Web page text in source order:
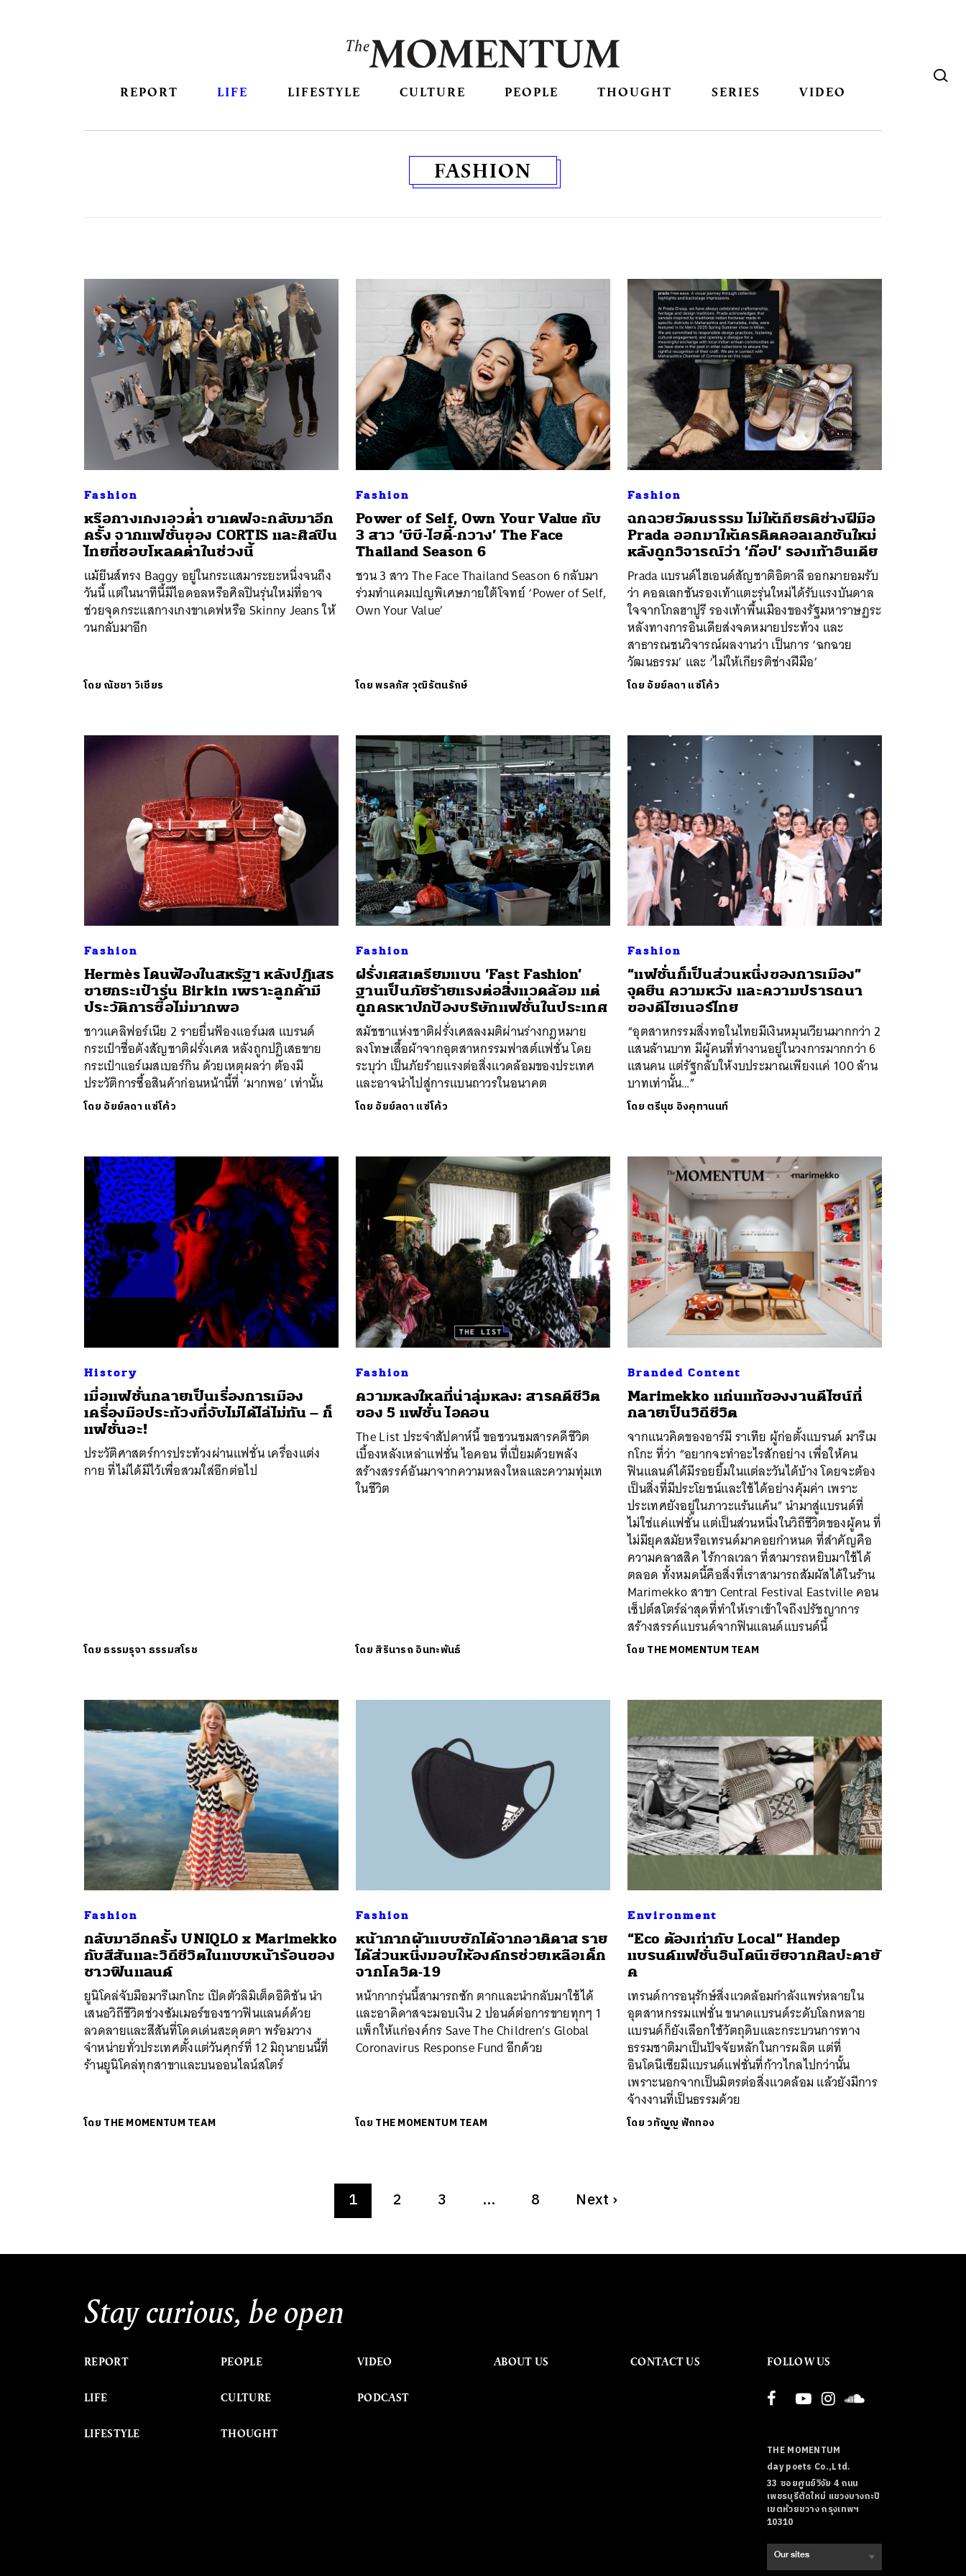
REPORT LIFE LIFESTYLE CULTURE PEOPLE THOUGHT SERIES VIDEO
FASHION
Fashion
หรือกางเกงเอวต่ำ ขาเดฟจะกลับมาอีก
ครั้ง จากแฟชั่นของ CORTIS และศิลปิน
ไทยที่ชอบโหลดต่ำในช่วงนี้
แม้ยีนส์ทรง Baggy อยู่ในกระแสมาระยะหนึ่งจนถึง
วันนี้ แต่ในนาทีนี้มีไอดอลหรือศิลปินรุ่นใหม่ที่อาจ
ช่วยจุดกระแสกางเกงขาเดฟหรือ Skinny Jeans ให้
วนกลับมาอีก
โดย ณัชชา วิเชียร
Fashion
Power of Self, Own Your Value กับ
3 สาว ‘บีบี-ไฮดี้-กวาง’ The Face
Thailand Season 6
ชวน 3 สาว The Face Thailand Season 6 กลับมา
ร่วมทำแคมเปญพิเศษภายใต้โจทย์ ‘Power of Self,
Own Your Value’
โดยพรลภัส วุฒิรัตนรักษ์
Fashion
ฉกฉวยวัฒนธรรม ไม่ให้เกียรติช่างฝีมือ
Prada ออกมาให้เครดิตคอลเลกชันใหม่
หลังถูกวิจารณ์ว่า ‘ก๊อป’ รองเท้าอินเดีย
Prada แบรนด์ไฮเอนด์สัญชาติอิตาลี ออกมายอมรับ
ว่า คอลเลกชันรองเท้าแตะรุ่นใหม่ได้รับแรงบันดาล
ใจจากโกลฮาปูรี รองเท้าพื้นเมืองของรัฐมหาราษฏระ
หลังทางการอินเดียส่งจดหมายประท้วง และ
สาธารณชนวิจารณ์ผลงานว่า เป็นการ ‘ฉกฉวย
วัฒนธรรม’ และ ‘ไม่ให้เกียรติช่างฝีมือ’
โดย อัยย์ลดา แซ่โค้ว
Fashion
Hermès โดนฟ้องในสหรัฐฯ หลังปฏิเสธ
ขายกระเป๋ารุ่น Birkin เพราะลูกค้ามี
ประวัติการซื้อไม่มากพอ
ชาวแคลิฟอร์เนีย 2 รายยื่นฟ้องแอร์เมส แบรนด์
กระเป๋าชื่อดังสัญชาติฝรั่งเศส หลังถูกปฏิเสธขาย
กระเป๋าแอร์เมสเบอร์กิน ด้วยเหตุผลว่า ต้องมี
ประวัติการซื้อสินค้าก่อนหน้านี้ที่ ‘มากพอ’ เท่านั้น
โดย อัยย์ลดา แซ่โค้ว
Fashion
ฝรั่งเศสเตรียมแบน ‘Fast Fashion’
ฐานเป็นภัยร้ายแรงต่อสิ่งแวดล้อม แต่
ถูกครหาปกป้องบริษัทแฟชั่นในประเทศ
สมัชชาแห่งชาติฝรั่งเศสลงมติผ่านร่างกฎหมาย
ลงโทษเสื้อผ้าจากอุตสาหกรรมฟาสต์แฟชั่น โดย
ระบุว่า เป็นภัยร้ายแรงต่อสิ่งแวดล้อมของประเทศ
และอาจนำไปสู่การแบนถาวรในอนาคต
โดย อัยย์ลดา แซ่โค้ว
Fashion
“แฟชั่นก็เป็นส่วนหนึ่งของการเมือง”
จุดยืน ความหวัง และความปรารถนา
ของดีไซเนอร์ไทย
“อุตสาหกรรมสิ่งทอในไทยมีเงินหมุนเวียนมากกว่า 2
แสนล้านบาท มีผู้คนที่ทำงานอยู่ในวงการมากกว่า 6
แสนคน แต่รัฐกลับให้งบประมาณเพียงแค่ 100 ล้าน
บาทเท่านั้น…”
โดย ตรีนุช อิงคุทานนท์
History
เมื่อแฟชั่นกลายเป็นเรื่องการเมือง
เครื่องมือประท้วงที่จับไม่ได้ไล่ไม่ทัน – ก็
แฟชั่นอะ!
ประวัติศาสตร์การประท้วงผ่านแฟชั่น เครื่องแต่ง
กาย ที่ไม่ได้มีไว้เพื่อสวมใส่อีกต่อไป
โดย ธรรมรุจา ธรรมสโรช
Fashion
ความหลงใหลที่น่าลุ่มหลง: สารคดีชีวิต
ของ 5 แฟชั่น ไอคอน
The List ประจำสัปดาห์นี้ ขอชวนชมสารคดีชีวิต
เบื้องหลังเหล่าแฟชั่น ไอคอน ที่เปี่ยมด้วยพลัง
สร้างสรรค์อันมาจากความหลงใหลและความทุ่มเท
ในชีวิต
โดย สิรินารถ อินทะพันธ์
Branded Content
Marimekko แก่นแท้ของงานดีไซน์ที่
กลายเป็นวิถีชีวิต
จากแนวคิดของอาร์มี ราเทีย ผู้ก่อตั้งแบรนด์ มารีเม
กโกะ ที่ว่า “อยากจะทำอะไรสักอย่าง เพื่อให้คน
ฟินแลนด์ได้มีรอยยิ้มในแต่ละวันได้บ้าง โดยจะต้อง
เป็นสิ่งที่มีประโยชน์และใช้ได้อย่างคุ้มค่า เพราะ
ประเทศยังอยู่ในภาวะแร้นแค้น” นำมาสู่แบรนด์ที่
ไม่ใช่แค่แฟชั่น แต่เป็นส่วนหนึ่งในวิถีชีวิตของผู้คน ที่
ไม่มียุคสมัยหรือเทรนด์มาคอยกำหนด ที่สำคัญคือ
ความคลาสสิค ไร้กาลเวลา ที่สามารถหยิบมาใช้ได้
ตลอด ทั้งหมดนี้คือสิ่งที่เราสามารถสัมผัสได้ในร้าน
Marimekko สาขา Central Festival Eastville คอน
เซ็ปต์สโตร์ล่าสุดที่ทำให้เราเข้าใจถึงปรัชญาการ
สร้างสรรค์แบรนด์จากฟินแลนด์แบรนด์นี้
โดย THE MOMENTUM TEAM
Fashion
กลับมาอีกครั้ง UNIQLO x Marimekko
กับสีสันและวิถีชีวิตในแบบหน้าร้อนของ
ชาวฟินแลนด์
ยูนิโคล่จับมือมารีเมกโกะ เปิดตัวลิมิเต็ดอิดิชัน นำ
เสนอวิถีชีวิตช่วงซัมเมอร์ของชาวฟินแลนด์ด้วย
ลวดลายและสีสันที่โดดเด่นสะดุดตา พร้อมวาง
จำหน่ายทั่วประเทศตั้งแต่วันศุกร์ที่ 12 มิถุนายนนี้ที่
ร้านยูนิโคล่ทุกสาขาและบนออนไลน์สโตร์
โดย THE MOMENTUM TEAM
Fashion
หน้ากากผ้าแบบซักได้จากอาดิดาส ราย
ได้ส่วนหนึ่งมอบให้องค์กรช่วยเหลือเด็ก
จากโควิด-19
หน้ากากรุ่นนี้สามารถซัก ตากและนำกลับมาใช้ได้
และอาดิดาสจะมอบเงิน 2 ปอนด์ต่อการขายทุกๆ 1
แพ็กให้แก่องค์กร Save The Children’s Global
Coronavirus Response Fund อีกด้วย
โดย THE MOMENTUM TEAM
Environment
“Eco ต้องเท่ากับ Local” Handep
แบรนด์แฟชั่นอินโดนีเซียจากศิลปะดายั
ค
เทรนด์การอนุรักษ์สิ่งแวดล้อมกำลังแพร่หลายใน
อุตสาหกรรมแฟชั่น ขนาดแบรนด์ระดับโลกหลาย
แบรนด์ก็ยังเลือกใช้วัตถุดิบและกระบวนการทาง
ธรรมชาติมาเป็นปัจจัยหลักในการผลิต แต่ที่
อินโดนีเซียมีแบรนด์แฟชั่นที่ก้าวไกลไปกว่านั้น
เพราะนอกจากเป็นมิตรต่อสิ่งแวดล้อม แล้วยังมีการ
จ้างงานที่เป็นธรรมด้วย
โดยวทัญญู ฟักทอง
1 2 3 … 8 Next ›
Stay curious, be open
REPORT
LIFE
LIFESTYLE
PEOPLE
CULTURE
THOUGHT
VIDEO
PODCAST
ABOUT US CONTACT US FOLLOW US
THE MOMENTUM
day poets Co.,Ltd.
33 ซอยศูนย์วิจัย 4 ถนน
เพชรบุรีตัดใหม่ แขวงบางกะปิ
เขตห้วยขวาง กรุงเทพฯ
10310
ค้นหา
SHARE TWEET LINE EMAIL